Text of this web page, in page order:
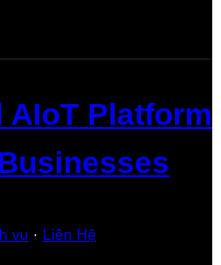
AIoT Platform
vụ · Liên Hệ